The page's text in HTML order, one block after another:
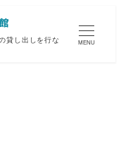
貸し出しを行な MENU